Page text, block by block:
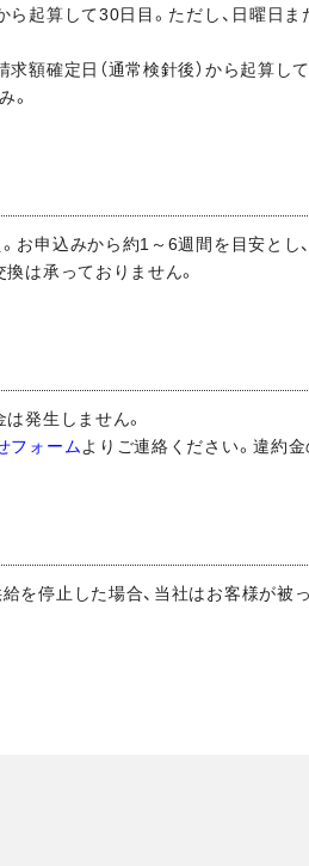
起算して30日目。ただし、日曜日
額確定日（通常検針後）から起算し
。
お申込みから約1～6週間を目安とし
換は承っておりません。
は発生しません。
フォームよりご連絡ください。違約
を停止した場合、当社はお客様が被